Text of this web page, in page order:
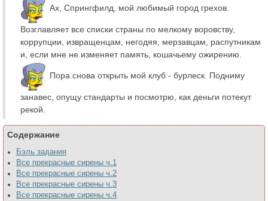
Ах, Спрингфилд, мой любимый город грехов.
Возглавляет все списки страны по мелкому воровству,
коррупции, извращенцам, негодяя, мерзавцам, распутникам
и, если мне не изменяет память, кошачьему ожирению.
Пора снова открыть мой клуб - бурлеск. Подниму
занавес, опущу стандарты и посмотрю, как деньги потекут
рекой.
Содержание
Бэль задания
Все прекрасные сирены ч.1
Все прекрасные сирены ч.2
Все прекрасные сирены ч.3
Все прекрасные сирены ч.4